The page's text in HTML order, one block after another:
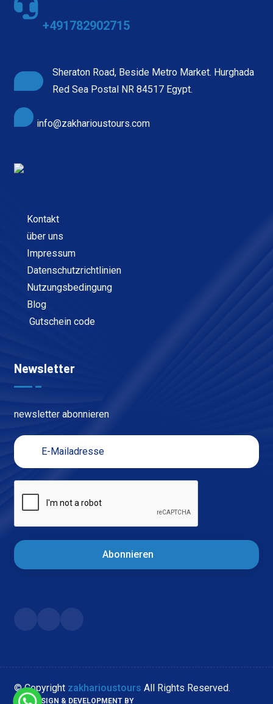
+491782902715
Sheraton Road, Beside Metro Market. Hurghada
Red Sea Postal NR 84517 Egypt.
info@zakharioustours.com
Kontakt
über uns
Impressum
Datenschutzrichtlinien
Nutzungsbedingung
Blog
Gutschein code
Newsletter
newsletter abonnieren
Abonnieren
© Copyright zakharioustours All Rights Reserved.
WEB DESIGN & DEVELOPMENT BY